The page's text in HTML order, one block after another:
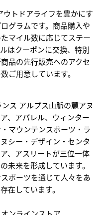
ウトドアライフを豊かにす
グラムです。商品購入や
マイル数に応じてステー
はクーポンに交換、特別
品の先行販売へのアクセ
ご用意しています。
ス アルプス山脈の麓アヌ
、アパレル、ウィンター
マウンテンスポーツ・ラ
シー・デザイン・センタ
、アスリートが三位一体
未来を形成しています。
ポーツを通じて人々をあ
在しています。